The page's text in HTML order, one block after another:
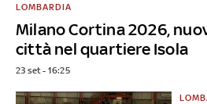
Milano Cortina 2026,
città nel quartiere Isola
LOMBARDIA
23 set - 16:25